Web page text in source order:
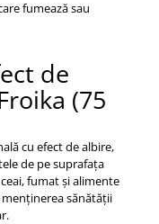
fumează sau
de
(75
cu efect de albire,
de pe suprafața
fumat și alimente
sănătății